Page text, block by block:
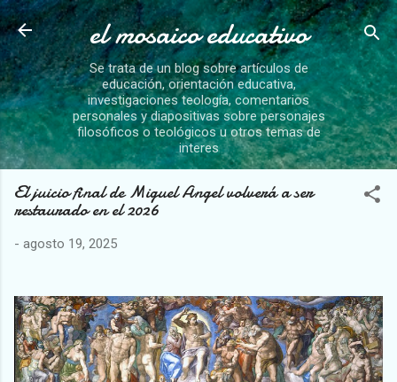
Ir al contenido principal
el mosaico educativo
Se trata de un blog sobre artículos de
educación, orientación educativa,
investigaciones teología, comentarios
personales y diapositivas sobre personajes
filosóficos o teológicos u otros temas de
interes
El juicio final de Miguel Angel volverá a ser
restaurado en el 2026
- agosto 19, 2025